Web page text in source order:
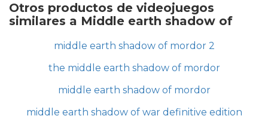
Otros productos de videojuegos
similares a Middle earth shadow of
middle earth shadow of mordor 2
the middle earth shadow of mordor
middle earth shadow of mordor
middle earth shadow of war definitive edition